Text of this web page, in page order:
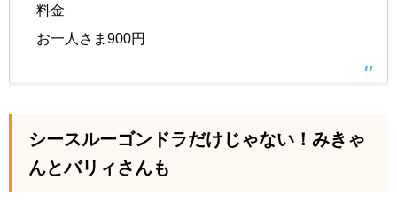
料金
お一人さま900円
シースルーゴンドラだけじゃない！みきゃ
んとバリィさんも